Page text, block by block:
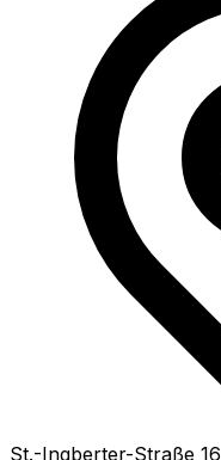
St.-Ingberter-Straße 16